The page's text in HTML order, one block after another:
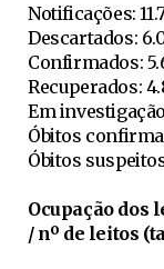
Notificações:
Descartados:
Confirmados:
Recuperados:
Em
Óbitos
Óbitos
Ocupação dos
/ nº de leitos